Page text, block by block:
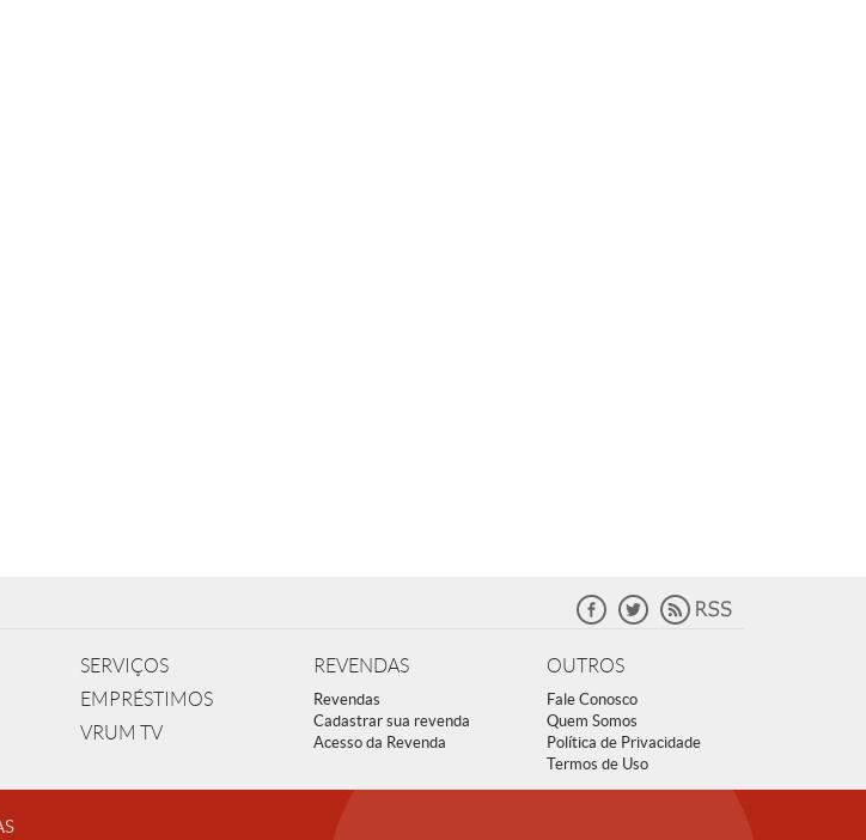
SERVIÇOS
EMPRÉSTIMOS
VRUM TV
REVENDAS
Revendas
Cadastrar sua revenda
Acesso da Revenda
OUTROS
Fale Conosco
Quem Somos
Política de Privacidade
Termos de Uso